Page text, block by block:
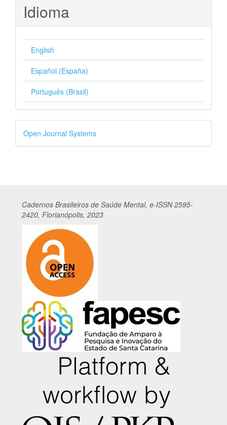
Idioma
English
Español (España)
Português (Brasil)
Desenvolvido
por
Open Journal Systems
Cadernos Brasileiros de Saúde Mental, e-ISSN 2595-
2420, Florianópolis, 2023